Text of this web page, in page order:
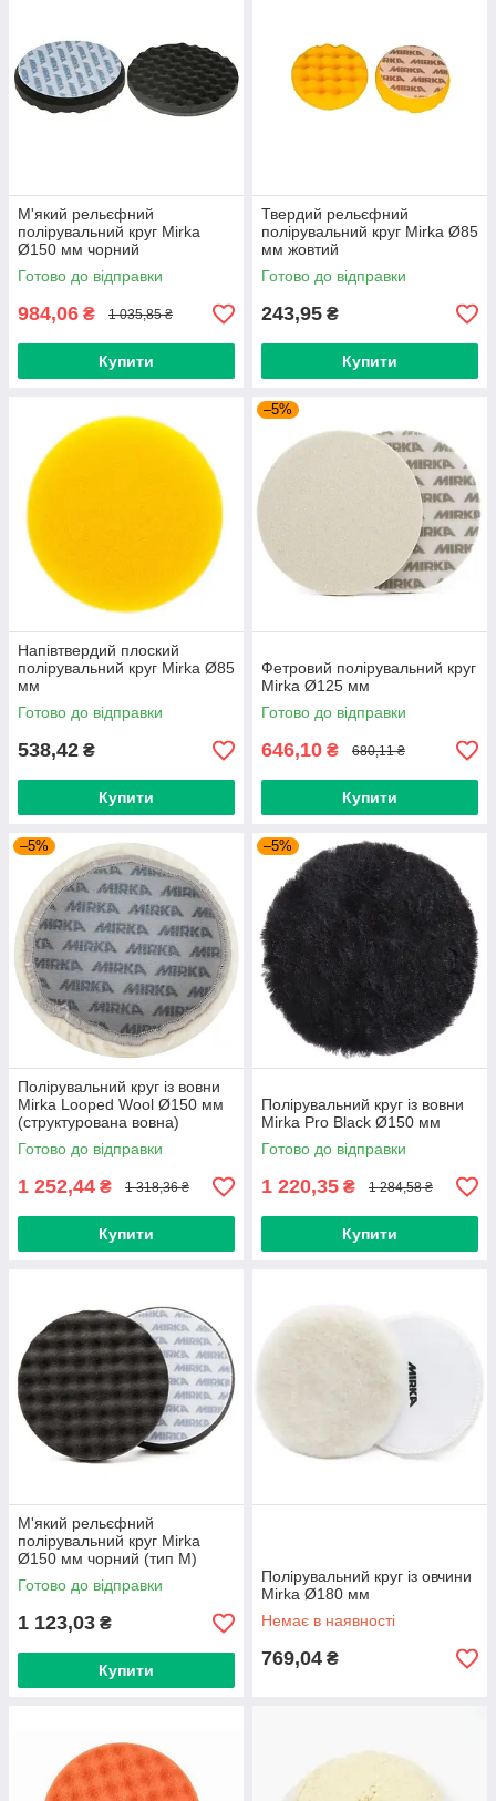
М'який рельєфний
полірувальний круг Mirka
Ø150 мм чорний
Готово до відправки
984,06 ₴ 1 035,85 ₴
Купити
Твердий рельєфний
полірувальний круг Mirka Ø85
мм жовтий
Готово до відправки
243,95 ₴
Купити
Напівтвердий плоский
полірувальний круг Mirka Ø85
мм
Готово до відправки
538,42 ₴
Купити
–5%
Фетровий полірувальний круг
Mirka Ø125 мм
Готово до відправки
646,10 ₴ 680,11 ₴
Купити
–5%
Полірувальний круг із вовни
Mirka Looped Wool Ø150 мм
(структурована вовна)
Готово до відправки
1 252,44 ₴ 1 318,36 ₴
Купити
–5%
Полірувальний круг із вовни
Mirka Pro Black Ø150 мм
Готово до відправки
1 220,35 ₴ 1 284,58 ₴
Купити
М'який рельєфний
полірувальний круг Mirka
Ø150 мм чорний (тип M)
Готово до відправки
1 123,03 ₴
Купити
Полірувальний круг із овчини
Mirka Ø180 мм
Немає в наявності
769,04 ₴